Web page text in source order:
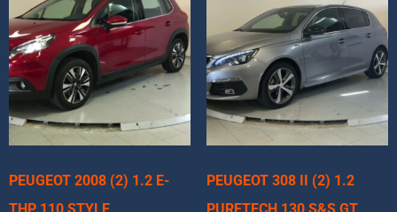
PEUGEOT 2008 (2) 1.2 E-
THP 110 STYLE
PEUGEOT 308 II (2) 1.2
PURETECH 130 S&S GT